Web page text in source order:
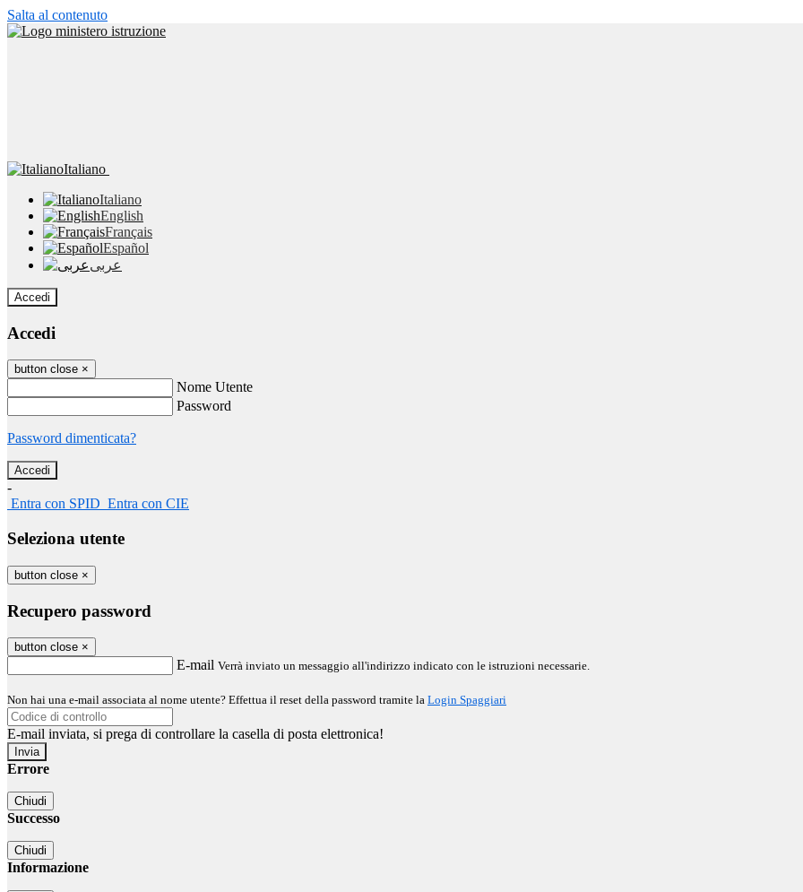
Salta al contenuto
Italiano
Italiano
English
Français
Español
عربى
Accedi
Accedi
button close ×
Nome Utente
Password
Password dimenticata?
-
Entra con SPID Entra con CIE
Seleziona utente
button close ×
Recupero password
button close ×
E-mail Verrà inviato un messaggio all'indirizzo indicato con le istruzioni necessarie.
Non hai una e-mail associata al nome utente? Effettua il reset della password tramite la Login Spaggiari
E-mail inviata, si prega di controllare la casella di posta elettronica!
Errore
Chiudi
Successo
Chiudi
Informazione